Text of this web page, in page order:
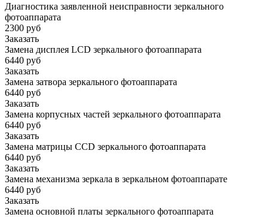
Диагностика заявленной неисправности зеркального
фотоаппарата
2300 руб
Заказать
Замена дисплея LCD зеркального фотоаппарата
6440 руб
Заказать
Замена затвора зеркального фотоаппарата
6440 руб
Заказать
Замена корпусных частей зеркального фотоаппарата
6440 руб
Заказать
Замена матрицы CCD зеркального фотоаппарата
6440 руб
Заказать
Замена механизма зеркала в зеркальном фотоаппарате
6440 руб
Заказать
Замена основной платы зеркального фотоаппарата